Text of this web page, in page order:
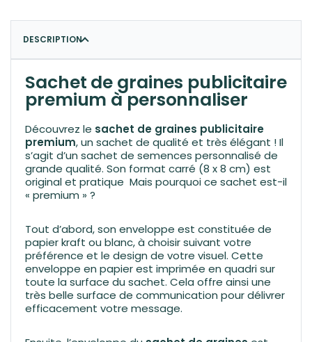
DESCRIPTION
Sachet de graines publicitaire
premium à personnaliser
Découvrez le sachet de graines publicitaire
premium, un sachet de qualité et très élégant ! Il
s’agit d’un sachet de semences personnalisé de
grande qualité. Son format carré (8 x 8 cm) est
original et pratique Mais pourquoi ce sachet est-il
« premium » ?
Tout d’abord, son enveloppe est constituée de
papier kraft ou blanc, à choisir suivant votre
préférence et le design de votre visuel. Cette
enveloppe en papier est imprimée en quadri sur
toute la surface du sachet. Cela offre ainsi une
très belle surface de communication pour délivrer
efficacement votre message.